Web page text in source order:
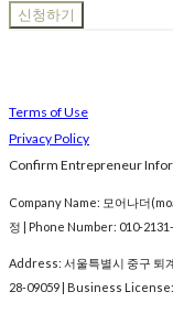
신청하기
Terms of Use
Privacy Policy
Confirm Entrepreneur
Company Name: 모어나더
정 | Phone Number: 010-
Address: 서울특별시 중구 퇴
28-09059 | Business License: